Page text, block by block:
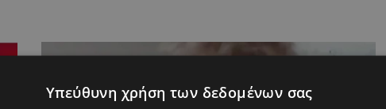
Υπεύθυνη χρήση των δεδομένων σας